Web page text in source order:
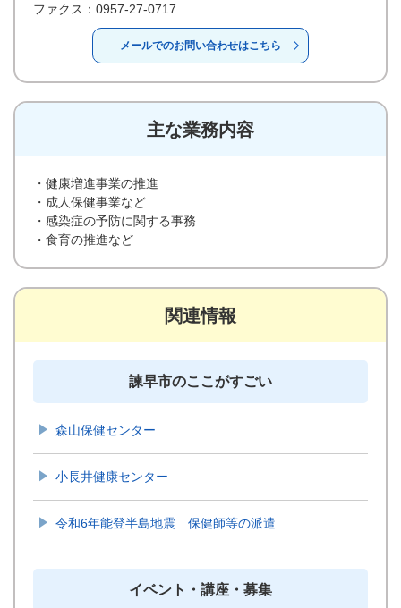
ファクス：0957-27-0717
メールでのお問い合わせはこちら
主な業務内容
・健康増進事業の推進
・成人保健事業など
・感染症の予防に関する事務
・食育の推進など
関連情報
諫早市のここがすごい
森山保健センター
小長井健康センター
令和6年能登半島地震 保健師等の派遣
イベント・講座・募集